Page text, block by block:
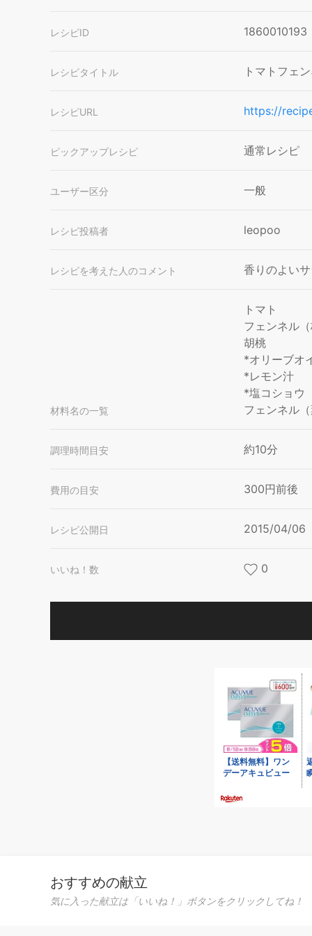
レシピID 1860010193
レシピタイトル トマトフェ
レシピURL https://
ピックアップレシピ 通常レシピ
ユーザー区分 一般
レシピ投稿者 leopoo
レシピを考えた人のコメント 香りのよい
材料名の一覧
トマト
フェンネル
胡桃
*オリーブオ
*レモン汁
*塩コショウ
フェンネル
調理時間目安 約10分
費用の目安 300円前後
レシピ公開日 2015/04/06
いいね！数 0
おすすめの献立
気に入った献立は「いいね！」ボタンをクリックしてね！